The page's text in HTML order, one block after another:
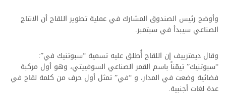
وأوضح رئيس الصندوق المشارك في عملية تطوير اللقاح أن الانتاج
الصناعي سيبدأ في سبتمبر.
وقال ديمترييف إن اللقاح أُطلق عليه تسمية “سبوتنيك في”:
“سبوتنيك” تيمّناً باسم القمر الصناعي السوفييتي، وهو أول مركبة
فضائية وضعت في المدار، و “في” تمثل أول حرف من كلمة لقاح في
عدة لغات أجنبية.